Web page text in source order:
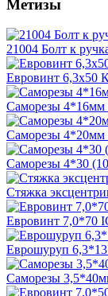
Метизы
21004 Болт к
Евровинт 6,3х50
Саморезы
Саморезы
Саморезы 4*30
Стяжка
Евровинт 7,0*70
Еврошуруп
Саморезы